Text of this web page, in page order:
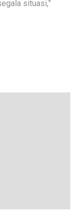
situasi,”